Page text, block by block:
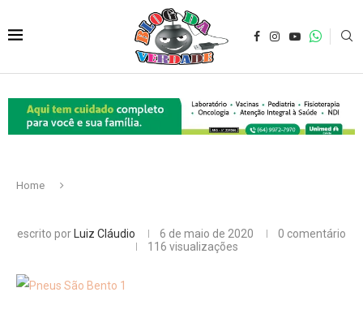
Home
escrito por Luiz Cláudio 6 de maio de 2020
0 comentário
116 visualizações